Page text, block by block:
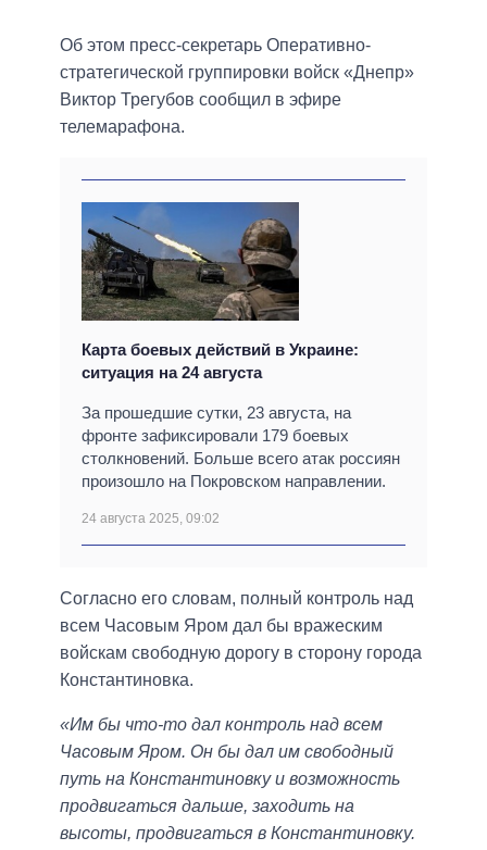
Об этом пресс-секретарь Оперативно-
стратегической группировки войск «Днепр»
Виктор Трегубов сообщил в эфире
телемарафона.
Карта боевых действий в Украине:
ситуация на 24 августа
За прошедшие сутки, 23 августа, на
фронте зафиксировали 179 боевых
столкновений. Больше всего атак россиян
произошло на Покровском направлении.
24 августа 2025, 09:02
Согласно его словам, полный контроль над
всем Часовым Яром дал бы вражеским
войскам свободную дорогу в сторону города
Константиновка.
«Им бы что-то дал контроль над всем
Часовым Яром. Он бы дал им свободный
путь на Константиновку и возможность
продвигаться дальше, заходить на
высоты, продвигаться в Константиновку.